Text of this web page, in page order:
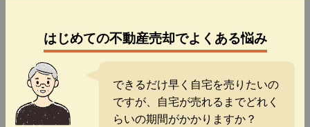
はじめての不動産売却でよくある悩み
できるだけ早く自宅を売りたいの
ですが、自宅が売れるまでどれく
らいの期間がかかりますか？